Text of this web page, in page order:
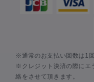
※通常のお支払い回数は1
※クレジット決済の際にエ
絡をさせて頂きます。